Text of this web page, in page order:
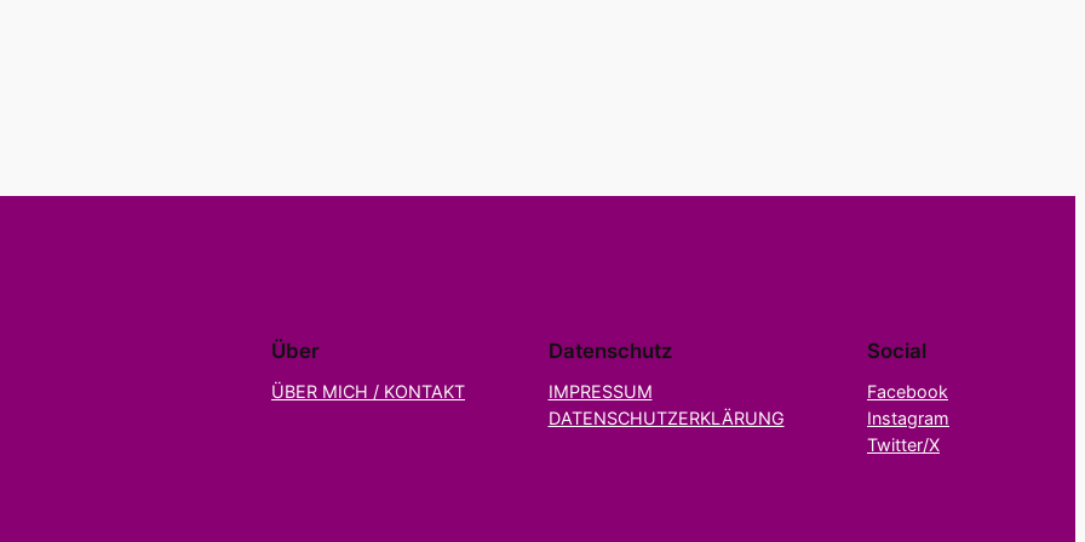
Über
ÜBER MICH / KONTAKT
Datenschutz
IMPRESSUM
DATENSCHUTZERKLÄRUNG
Social
Facebook
Instagram
Twitter/X